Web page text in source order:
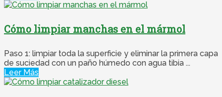
Cómo limpiar manchas en el mármol
Paso 1: limpiar toda la superficie y eliminar la primera capa
de suciedad con un paño húmedo con agua tibia ...
Leer Más